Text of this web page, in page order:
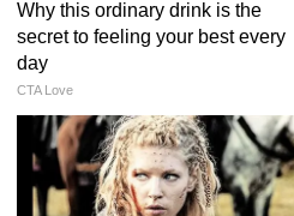
ट्रिपल वुडन बार लाइट
तीन लंबी वुडन बार लाइन में
टेबल, कार्यक्षेत्र या टी-स्टेशन
सुथरा इंटीरियर लुक मिलता है।
और पढ़ें -गोटा-पट्टी से बनाएं